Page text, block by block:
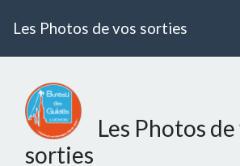
Les Photos de vos sorties
Les Photos de
sorties